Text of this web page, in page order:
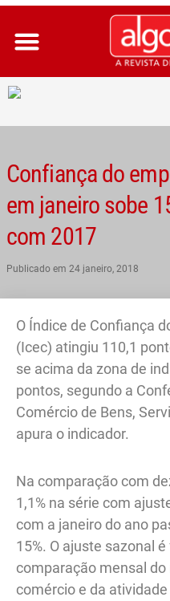
Ir
para
conteúdo
Confiança do
em janeiro sobe
com 2017
Publicado em 24 janeiro, 2018
O Índice de Confiança
(Icec) atingiu 110,1
se acima da zona de
pontos, segundo a
Comércio de Bens,
apura o indicador.
Na comparação com
1,1% na série com
com a janeiro do ano
15%. O ajuste sazonal
comparação mensal
comércio e da